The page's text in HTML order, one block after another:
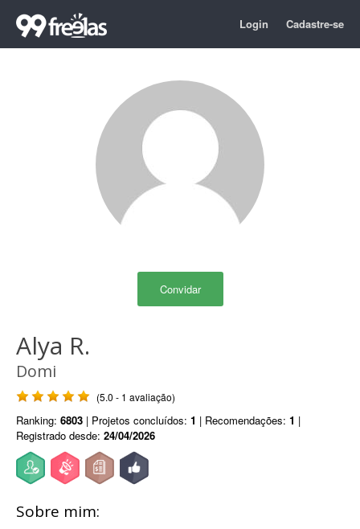
Login Cadastre-se
Convidar
Alya R.
Domi
(5.0 - 1 avaliação)
Ranking: 6803 | Projetos concluídos: 1 | Recomendações: 1 |
Registrado desde: 24/04/2026
Sobre mim: